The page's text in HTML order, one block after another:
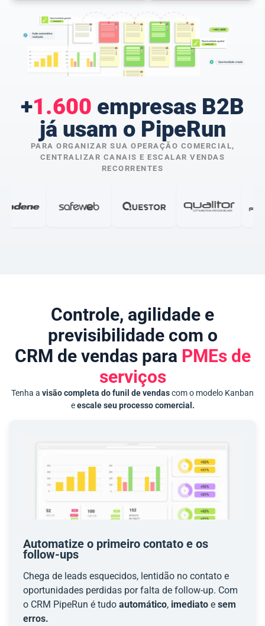
+1.600 empresas B2B
já usam o PipeRun
PARA ORGANIZAR SUA OPERAÇÃO COMERCIAL,
CENTRALIZAR CANAIS E ESCALAR VENDAS
RECORRENTES
Controle, agilidade e
previsibilidade com o
CRM de vendas para PMEs de
serviços
Tenha a visão completa do funil de vendascom o modelo Kanban
eescale seu processo comercial.
Automatize o primeiro contato e os
follow-ups
Chega de leads esquecidos, lentidão no contato e
oportunidades perdidas por falta de follow-up. Com
o CRM PipeRun é tudo automático, imediato e sem
erros.